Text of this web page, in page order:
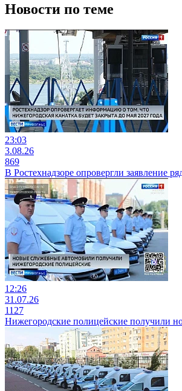
Новости по теме
23:03
3.08.26
869
В Ростехнадзоре опровергли заявление
12:26
31.07.26
1127
Нижегородские полицейские получили